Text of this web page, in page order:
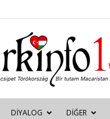
DIYALOG DIĞER